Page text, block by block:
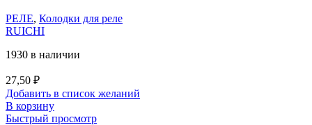
РЕЛЕ, Колодки для реле
RUICHI
1930 в наличии
27,50 ₽
Добавить в список желаний
В корзину
Быстрый просмотр